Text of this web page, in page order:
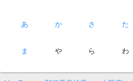
あ か さ た
ま や ら わ